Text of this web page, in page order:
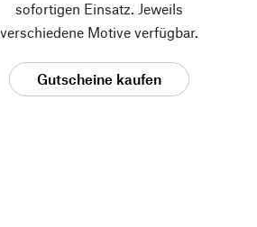
sofortigen Einsatz. Jeweils
verschiedene Motive verfügbar.
Gutscheine kaufen